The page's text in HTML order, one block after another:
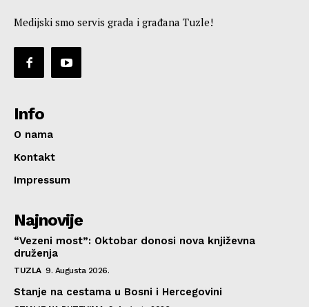
Medijski smo servis grada i građana Tuzle!
Info
O nama
Kontakt
Impressum
Najnovije
“Vezeni most”: Oktobar donosi nova književna
druženja
TUZLA 9. Augusta 2026.
Stanje na cestama u Bosni i Hercegovini